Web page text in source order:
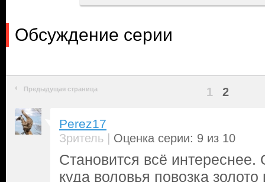
Обсуждение серии
Предыдущая страница 1 2
Perez17
Зритель | Оценка серии: 9 из 10
Становится всё
куда воловья повозка золото